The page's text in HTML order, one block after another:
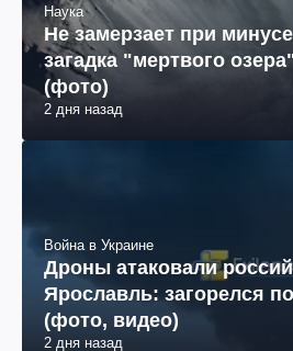
Наука
Не замерзает при
загадка "мертвого
(фото)
2 дня назад
Война в Украине
Дроны атаковали
Ярославль: загорелся
(фото, видео)
2 дня назад